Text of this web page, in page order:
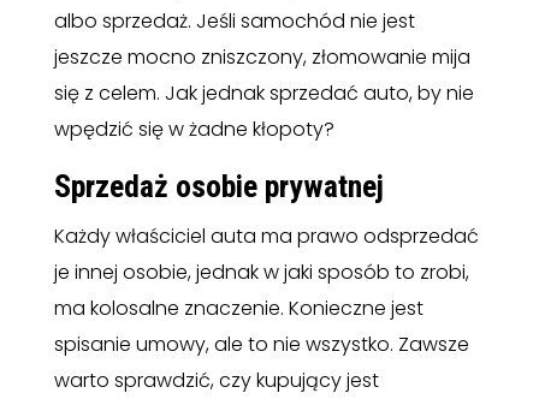
albo sprzedaż. Jeśli samochód nie jest
jeszcze mocno zniszczony, złomowanie mija
się z celem. Jak jednak sprzedać auto, by nie
wpędzić się w żadne kłopoty?
Sprzedaż osobie prywatnej
Każdy właściciel auta ma prawo odsprzedać
je innej osobie, jednak w jaki sposób to zrobi,
ma kolosalne znaczenie. Konieczne jest
spisanie umowy, ale to nie wszystko. Zawsze
warto sprawdzić, czy kupujący jest